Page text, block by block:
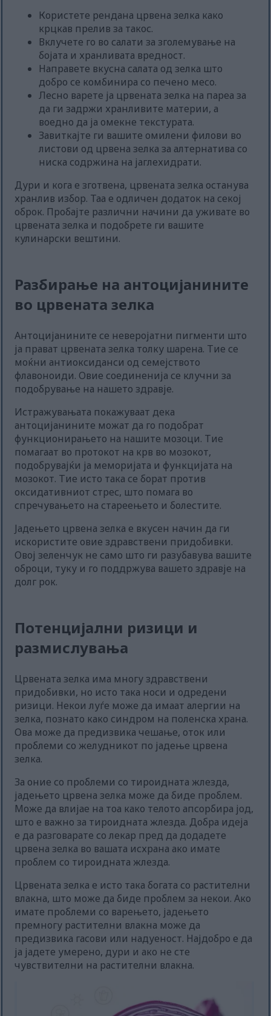
Користете рендана црвена зелка како
крцкав прелив за такос.
Вклучете го во салати за зголемување на
бојата и хранливата вредност.
Направете вкусна салата од зелка што
добро се комбинира со печено месо.
Лесно варете ја црвената зелка на пареа за
да ги задржи хранливите материи, а
воедно да ја омекне текстурата.
Завиткајте ги вашите омилени филови во
листови од црвена зелка за алтернатива со
ниска содржина на јаглехидрати.
Дури и кога е зготвена, црвената зелка останува
хранлив избор. Таа е одличен додаток на секој
оброк. Пробајте различни начини да уживате во
црвената зелка и подобрете ги вашите
кулинарски вештини.
Разбирање на антоцијанините
во црвената зелка
Антоцијанините се неверојатни пигменти што
ја прават црвената зелка толку шарена. Тие се
моќни антиоксиданси од семејството
флавоноиди. Овие соединенија се клучни за
подобрување на нашето здравје.
Истражувањата покажуваат дека
антоцијанините можат да го подобрат
функционирањето на нашите мозоци. Тие
помагаат во протокот на крв во мозокот,
подобрувајќи ја меморијата и функцијата на
мозокот. Тие исто така се борат против
оксидативниот стрес, што помага во
спречувањето на стареењето и болестите.
Јадењето црвена зелка е вкусен начин да ги
искористите овие здравствени придобивки.
Овој зеленчук не само што ги разубавува вашите
оброци, туку и го поддржува вашето здравје на
долг рок.
Потенцијални ризици и
размислувања
Црвената зелка има многу здравствени
придобивки, но исто така носи и одредени
ризици. Некои луѓе може да имаат алергии на
зелка, познато како синдром на поленска храна.
Ова може да предизвика чешање, оток или
проблеми со желудникот по јадење црвена
зелка.
За оние со проблеми со тироидната жлезда,
јадењето црвена зелка може да биде проблем.
Може да влијае на тоа како телото апсорбира јод,
што е важно за тироидната жлезда. Добра идеја
е да разговарате со лекар пред да додадете
црвена зелка во вашата исхрана ако имате
проблем со тироидната жлезда.
Црвената зелка е исто така богата со растителни
влакна, што може да биде проблем за некои. Ако
имате проблеми со варењето, јадењето
премногу растителни влакна може да
предизвика гасови или надуеност. Најдобро е да
ја јадете умерено, дури и ако не сте
чувствителни на растителни влакна.